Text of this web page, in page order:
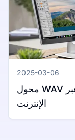
2025-03-06
محول WAV إلى نص: مراجعة 5 أدوات مجانية عبر
الإنترنت